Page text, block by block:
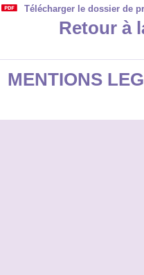
Télécharger le dossier de
Retour à
MENTIONS